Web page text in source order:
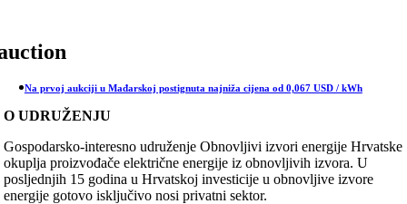
Na prvoj aukciji u Mađarskoj postignuta najniža cijena od 0,067 USD / kWh
O UDRUŽENJU
Gospodarsko-interesno udruženje Obnovljivi izvori energije Hrvatske
okuplja proizvođače električne energije iz obnovljivih izvora. U
posljednjih 15 godina u Hrvatskoj investicije u obnovljive izvore
energije gotovo isključivo nosi privatni sektor.